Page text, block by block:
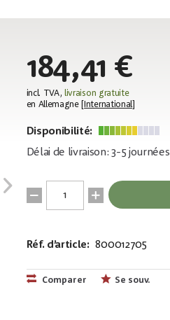
184,41 €
incl. TVA,livraison gratuite
en Allemagne [
International]
Disponibilité:
Délai de livraison: 3-5 journées
Réf. d’article: 800012705
Comparer Se souv.